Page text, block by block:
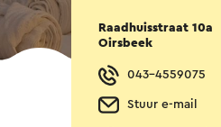
Raadhuisstraat 10a
Oirsbeek
043-4559075
Stuur e-mail